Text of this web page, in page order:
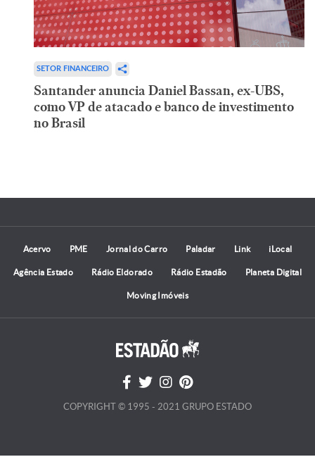
SETOR FINANCEIRO
Santander anuncia Daniel Bassan, ex-UBS,
como VP de atacado e banco de investimento
no Brasil
Acervo PME Jornal do Carro Paladar Link iLocal
Agência Estado Rádio Eldorado Rádio Estadão Planeta Digital
Moving Imóveis
COPYRIGHT © 1995 - 2021 GRUPO ESTADO